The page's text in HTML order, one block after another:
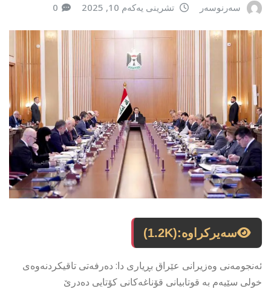
سەرنوسەر تشرینی یەکەم 10, 2025 0
سەیرکراوە:(1.2K)
ئەنجومەنی وەزیرانی عێراق بڕیاری دا: دەرفەتی تاقیكردنەوەی
خولی سێیەم بە قوتابیانی قۆناغەكانی كۆتایی دەدرێ